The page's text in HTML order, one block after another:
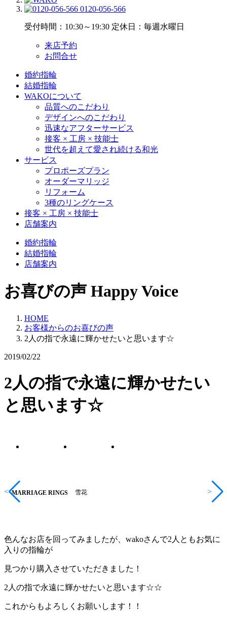
< >
0120-056-566
受付時間：10:30～19:30 定休日：毎週水曜日
来店予約
お問合せ
婚約指輪
結婚指輪
WAKOについて
品質へのこだわり
デザインへのこだわり
迅速なアフターサービス
接客 × 工房 × 技能士
世代を超えて愛され続ける和光
サービス
プロポーズプラン
オーダーマリッジ
リフォーム
3種のリングケース
接客 × 工房 × 技能士
店舗案内
婚約指輪
結婚指輪
店舗案内
お喜びの声 Happy Voice
HOME
お客様からのお喜びの声
2人の指で永遠に輝かせたいと思います☆
2019/02/22
2人の指で永遠に輝かせたい
と思います☆
MARRIAGE RINGS 雪花
色んなお店を回ってみましたが、wakoさんで2人ともお気に
入りの指輪が
見つかり購入させていただきました！
2人の指で永遠に輝かせたいと思います☆☆
これからもよろしくお願いします！！